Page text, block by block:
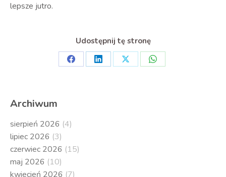
lepsze jutro.
Udostępnij tę stronę
Share
Share
Share
Share
Archiwum
sierpień 2026 (4)
lipiec 2026 (3)
czerwiec 2026 (15)
maj 2026 (10)
kwiecień 2026 (7)